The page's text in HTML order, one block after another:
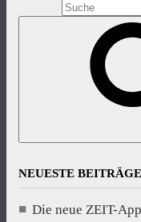
NEUESTE BEITRÄGE
Die neue ZEIT-